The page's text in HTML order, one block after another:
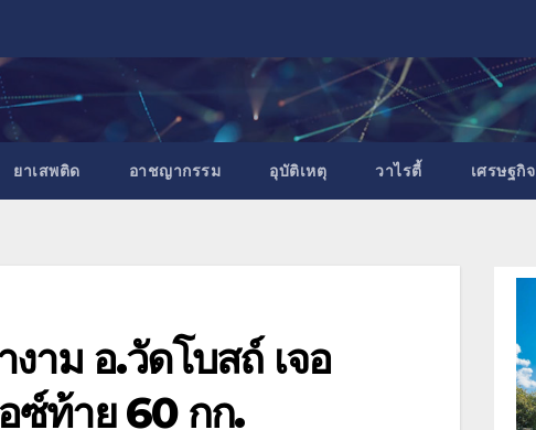
ยาเสพติด อาชญากรรม อุบัติเหตุ วาไรตี้ เศรษฐกิจ
าม อ.วัดโบสถ์ เจอ
ซ์ท้าย 60 กก.